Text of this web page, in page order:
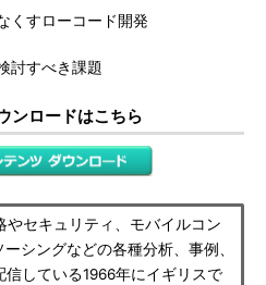
くすローコード開発
討すべき課題
ンロードはこちら
セキュリティ、モバイルコン
シングなどの各種分析、事例、
している1966年にイギリスで